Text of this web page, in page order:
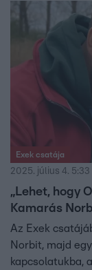
Exek csatája
2025. július 4. 5:33
„Lehet, hogy
Kamarás
Az Exek
Norbit, majd
kapcsolatukba,